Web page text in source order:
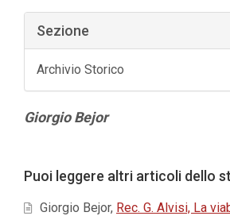
Sezione
Archivio Storico
Contenuto
Giorgio Bejor
dell'articolo
Puoi leggere altri articoli dello
Giorgio Bejor, Rec. G. Alvisi, La